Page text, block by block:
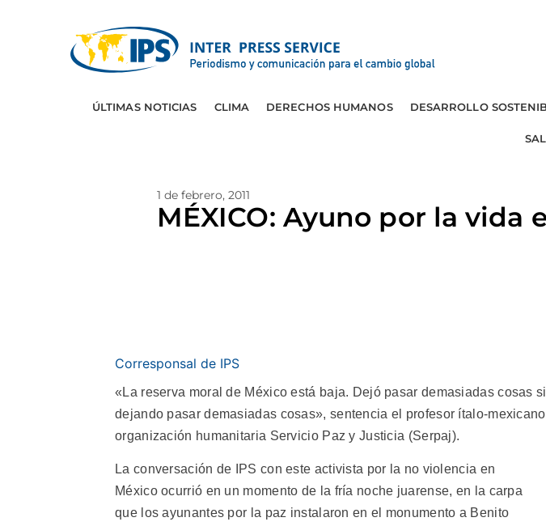
ÚLTIMAS NOTICIAS CLIMA DERECHOS HUMANOS DESARROLLO
1 de febrero, 2011
MÉXICO: Ayuno por la
Corresponsal de IPS
«La reserva moral de México está baja. Dejó pasar demasiadas cosas
dejando pasar demasiadas cosas», sentencia el profesor ítalo-
organización humanitaria Servicio Paz y Justicia (Serpaj).
La conversación de IPS con este activista por la no violencia en
México ocurrió en un momento de la fría noche juarense, en la carpa
que los ayunantes por la paz instalaron en el monumento a Benito